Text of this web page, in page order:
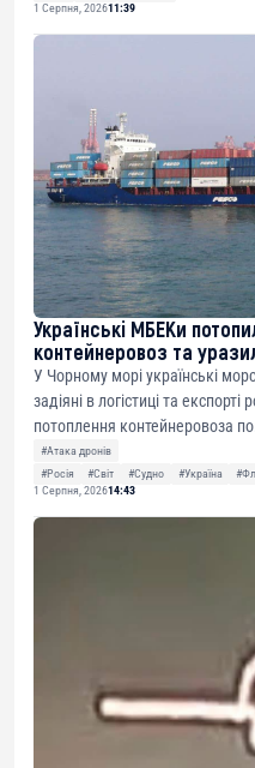
1 Серпня, 202611:39
Українські МБЕКи
контейнеровоз та
У Чорному морі українські
задіяні в логістиці та експорті
потоплення контейнеровоза
#Атака дронів
#Росія
#Світ #Судно #Україна
1 Серпня, 202614:43